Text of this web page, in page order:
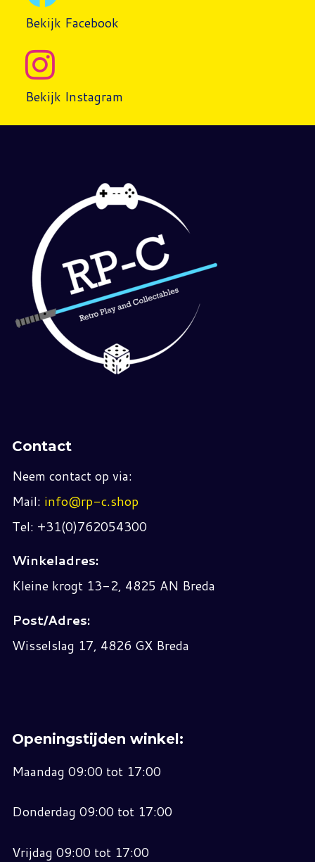
Bekijk Facebook
Bekijk Instagram
Contact
Neem contact op via:
Mail: info@rp-c.shop
Tel: +31(0)762054300
Winkeladres:
Kleine krogt 13-2, 4825 AN Breda
Post/Adres:
Wisselslag 17, 4826 GX Breda
Openingstijden winkel:
Maandag 09:00 tot 17:00
Donderdag 09:00 tot 17:00
Vrijdag 09:00 tot 17:00